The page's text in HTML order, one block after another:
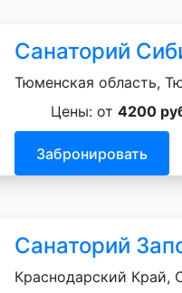
Санаторий
Тюменская область,
Цены: от 4200
Забронировать
Санаторий
Краснодарский Край,